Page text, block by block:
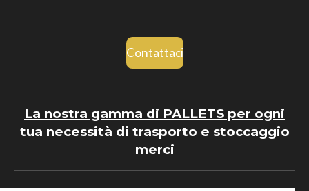
Contattaci
La nostra gamma di PALLETS per ogni
tua necessità di trasporto e stoccaggio
merci